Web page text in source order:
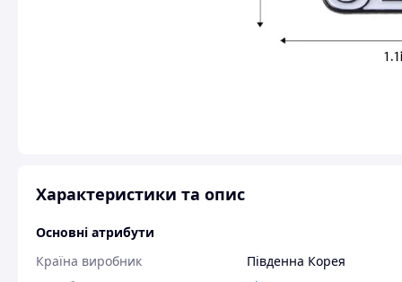
Характеристики та опис
Основні атрибути
Країна виробник
Південна Корея